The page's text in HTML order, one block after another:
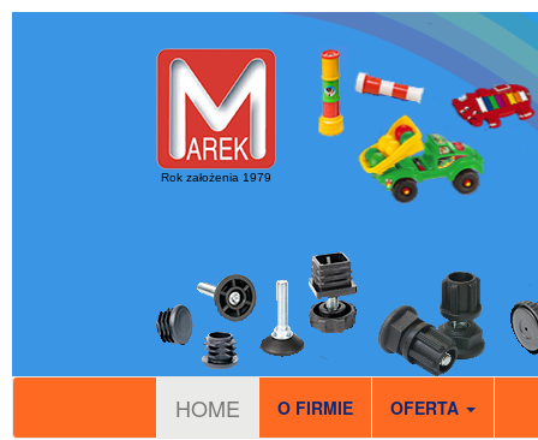
Rok założenia 1979
HOME O FIRMIE OFERTA